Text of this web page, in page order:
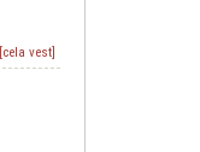
[cela vest]